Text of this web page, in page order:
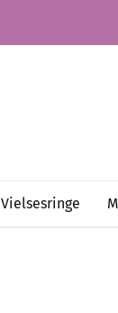
Vielsesringe